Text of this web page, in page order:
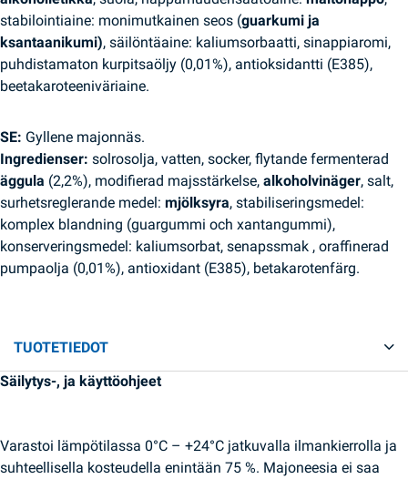
stabilointiaine: monimutkainen seos (guarkumi ja
ksantaanikumi), säilöntäaine: kaliumsorbaatti, sinappiaromi,
puhdistamaton kurpitsaöljy (0,01%), antioksidantti (E385),
beetakaroteeniväriaine.
SE: Gyllene majonnäs.
Ingredienser: solrosolja, vatten, socker, flytande fermenterad
äggula (2,2%), modifierad majsstärkelse, alkoholvinäger, salt,
surhetsreglerande medel: mjölksyra, stabiliseringsmedel:
komplex blandning (guargummi och xantangummi),
konserveringsmedel: kaliumsorbat, senapssmak , oraffinerad
pumpaolja (0,01%), antioxidant (E385), betakarotenfärg.
TUOTETIEDOT
Säilytys-, ja käyttöohjeet
Varastoi lämpötilassa 0°C – +24°C jatkuvalla ilmankierrolla ja
suhteellisella kosteudella enintään 75 %. Majoneesia ei saa